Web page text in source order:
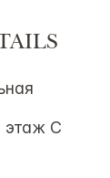
этаж С